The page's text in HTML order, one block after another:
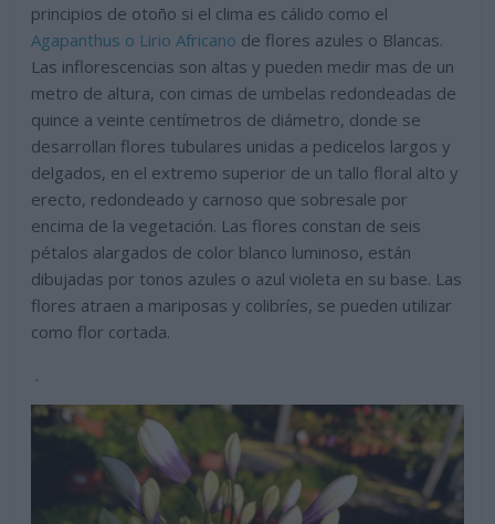
principios de otoño si el clima es cálido como el
Agapanthus o Lirio Africano de flores azules o Blancas.
Las inflorescencias son altas y pueden medir mas de un
metro de altura, con cimas de umbelas redondeadas de
quince a veinte centímetros de diámetro, donde se
desarrollan flores tubulares unidas a pedicelos largos y
delgados, en el extremo superior de un tallo floral alto y
erecto, redondeado y carnoso que sobresale por
encima de la vegetación. Las flores constan de seis
pétalos alargados de color blanco luminoso, están
dibujadas por tonos azules o azul violeta en su base. Las
flores atraen a mariposas y colibríes, se pueden utilizar
como flor cortada.
.